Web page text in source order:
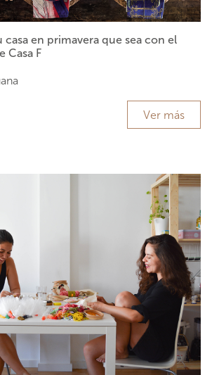
casa en primavera que sea con el
Casa F
Ver más